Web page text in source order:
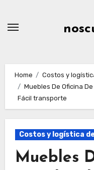
Home
Costos y
Muebles De Oficina
Fácil transporte
Costos y logística
Muebles